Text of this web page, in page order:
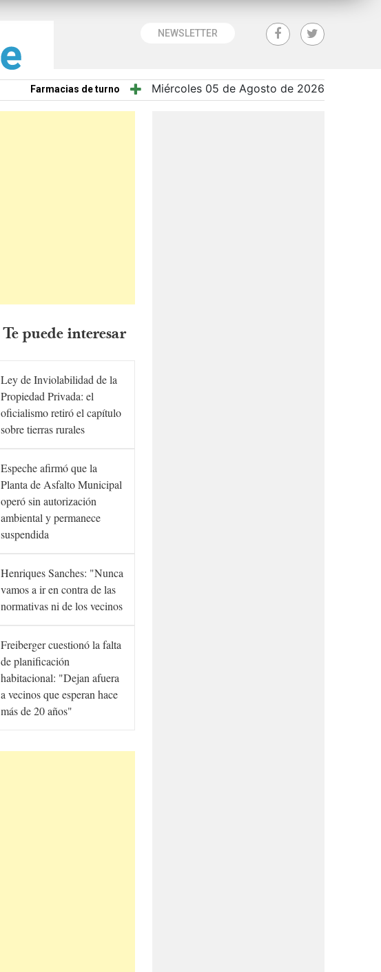
NEWSLETTER
Farmacias de turno Miércoles 05 de Agosto de 2026
Te puede interesar
Ley de Inviolabilidad de la
Propiedad Privada: el
oficialismo retiró el capítulo
sobre tierras rurales
Espeche afirmó que la
Planta de Asfalto Municipal
operó sin autorización
ambiental y permanece
suspendida
Henriques Sanches: "Nunca
vamos a ir en contra de las
normativas ni de los vecinos
Freiberger cuestionó la falta
de planificación
habitacional: "Dejan afuera
a vecinos que esperan hace
más de 20 años"